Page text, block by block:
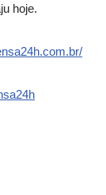
hoje.